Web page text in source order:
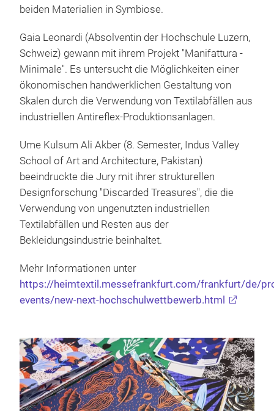
beiden Materialien in Symbiose.
Gaia Leonardi (Absolventin der Hochschule Luzern,
Schweiz) gewann mit ihrem Projekt "Manifattura -
Minimale". Es untersucht die Möglichkeiten einer
ökonomischen handwerklichen Gestaltung von
Skalen durch die Verwendung von Textilabfällen aus
industriellen Antireflex-Produktionsanlagen.
Ume Kulsum Ali Akber (8. Semester, Indus Valley
School of Art and Architecture, Pakistan)
beeindruckte die Jury mit ihrer strukturellen
Designforschung "Discarded Treasures", die die
Verwendung von ungenutzten industriellen
Textilabfällen und Resten aus der
Bekleidungsindustrie beinhaltet.
Mehr Informationen unter
https://heimtextil.messefrankfurt.com/frankfurt/de/
events/new-next-hochschulwettbewerb.html